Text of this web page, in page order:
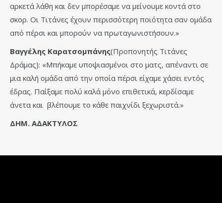
αρκετά λάθη και δεν μπορέσαμε να μείνουμε κοντά στο
σκορ. Οι Τιτάνες έχουν περισσότερη ποιότητα σαν ομάδα
από πέρσι και μπορούν να πρωταγωνιστήσουν.»
Βαγγέλης Καρατσομπάνης(Προπονητής Τιτάνες
Δράμας): «Μπήκαμε υποψιασμένοι στο ματς, απέναντι σε
μια καλή ομάδα από την οποία πέρσι είχαμε χάσει εντός
έδρας. Παίξαμε πολύ καλά μόνο επιθετικά, κερδίσαμε
άνετα και βλέπουμε το κάθε παιχνίδι ξεχωριστά.»
ΔΗΜ. ΑΔΑΚΤΥΛΟΣ